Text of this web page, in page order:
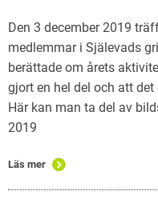
Den 3 december 2019
medlemmar i Själevads
berättade om årets
gjort en hel del och att
Här kan man ta del av
2019
Läs mer